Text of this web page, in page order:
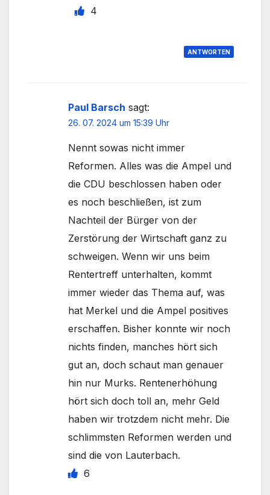
4
ANTWORTEN
Paul Barsch sagt:
26. 07. 2024 um 15:39 Uhr
Nennt sowas nicht immer
Reformen. Alles was die Ampel und
die CDU beschlossen haben oder
es noch beschließen, ist zum
Nachteil der Bürger von der
Zerstörung der Wirtschaft ganz zu
schweigen. Wenn wir uns beim
Rentertreff unterhalten, kommt
immer wieder das Thema auf, was
hat Merkel und die Ampel positives
erschaffen. Bisher konnte wir noch
nichts finden, manches hört sich
gut an, doch schaut man genauer
hin nur Murks. Rentenerhöhung
hört sich doch toll an, mehr Geld
haben wir trotzdem nicht mehr. Die
schlimmsten Reformen werden und
sind die von Lauterbach.
6